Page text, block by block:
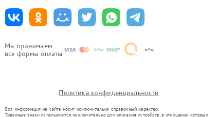
Мы принимаем
все формы оплаты
Политика конфиденциальности
Вся информация на сайте носит исключительно справочный характер.
Товарные знаки используются исключительно для описания устройств, в отношении которых